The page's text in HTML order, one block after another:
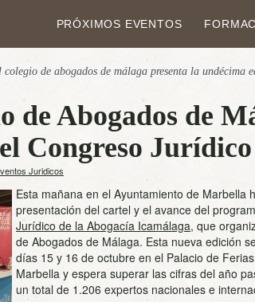
PRÓXIMOS EVENTOS
colegio de abogados de málaga presenta la
de Abogados de
Congreso
Juridicos
Esta mañana en el Ayuntamiento de Marbella
presentación del cartel y el avance del
Jurídico de la Abogacía Icamálaga, que
de Abogados de Málaga. Esta nueva edición
días 15 y 16 de octubre en el Palacio de
Marbella y espera superar las cifras del año
un total de 1.206 expertos nacionales e